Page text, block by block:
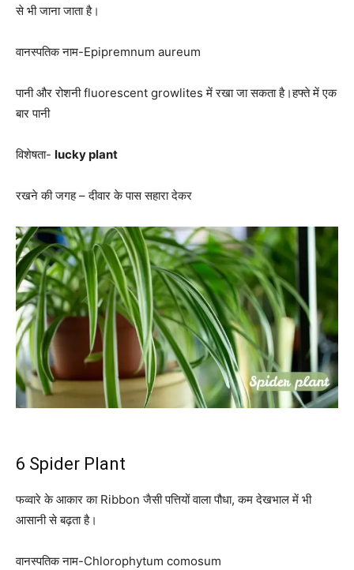
से भी जाना जाता है।
वानस्पतिक नाम-Epipremnum aureum
पानी और रोशनी fluorescent growlites में रखा जा सकता है।हफ्ते में एक
बार पानी
विशेषता- lucky plant
रखने की जगह – दीवार के पास सहारा देकर
6 Spider Plant
फव्वारे के आकार का Ribbon जैसी पत्तियों वाला पौधा, कम देखभाल में भी
आसानी से बढ़ता है।
वानस्पतिक नाम-Chlorophytum comosum